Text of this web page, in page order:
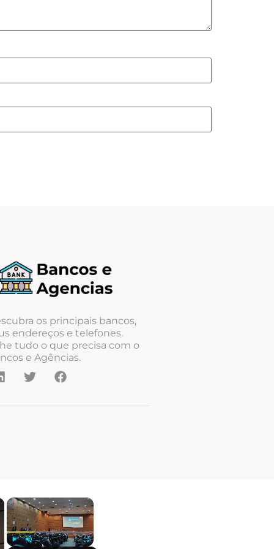
os principais bancos,
endereços e telefones.
tudo o que precisa com o
e Agências.
×